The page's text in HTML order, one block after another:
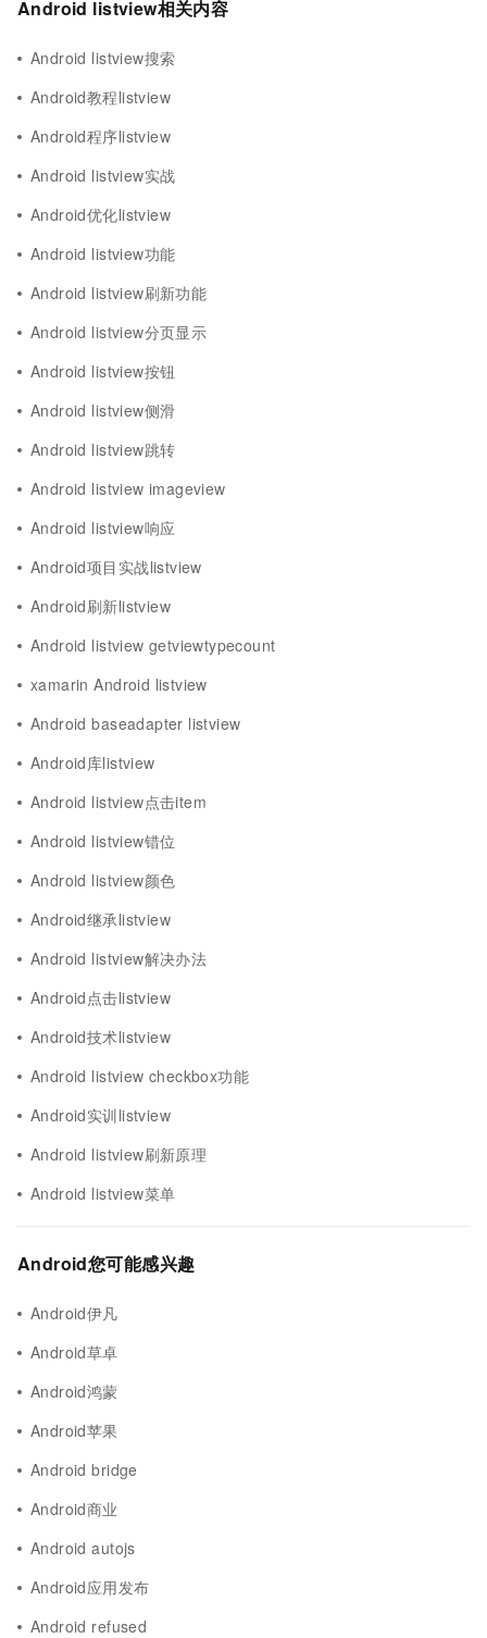
Android listview相关内容
Android listview搜索
Android教程listview
Android程序listview
Android listview实战
Android优化listview
Android listview功能
Android listview刷新功能
Android listview分页显示
Android listview按钮
Android listview侧滑
Android listview跳转
Android listview imageview
Android listview响应
Android项目实战listview
Android刷新listview
Android listview getviewtypecount
xamarin Android listview
Android baseadapter listview
Android库listview
Android listview点击item
Android listview错位
Android listview颜色
Android继承listview
Android listview解决办法
Android点击listview
Android技术listview
Android listview checkbox功能
Android实训listview
Android listview刷新原理
Android listview菜单
Android您可能感兴趣
Android伊凡
Android草卓
Android鸿蒙
Android苹果
Android bridge
Android商业
Android autojs
Android应用发布
Android refused